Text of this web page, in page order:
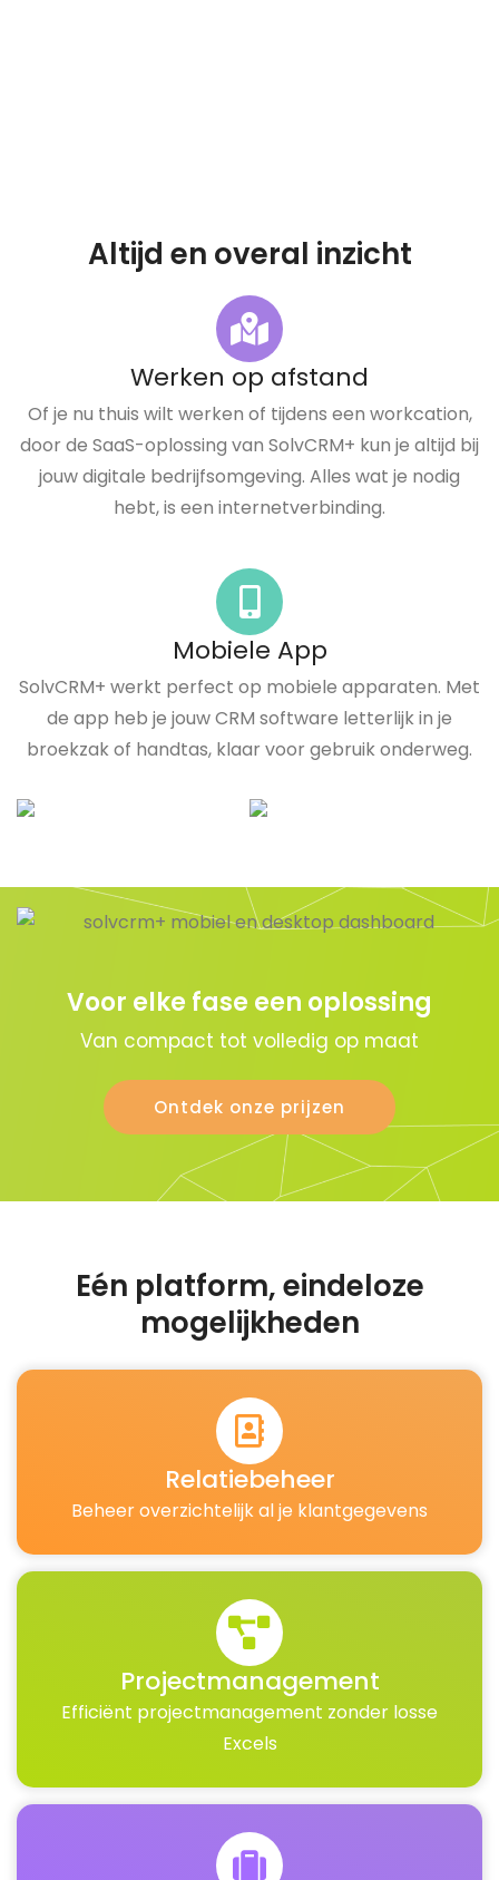
Altijd en overal inzicht
Werken op afstand
Of je nu thuis wilt werken of tijdens een workcation,
door de SaaS-oplossing van SolvCRM+ kun je altijd bij
jouw digitale bedrijfsomgeving. Alles wat je nodig
hebt, is een internetverbinding.
Mobiele App
SolvCRM+ werkt perfect op mobiele apparaten. Met
de app heb je jouw CRM software letterlijk in je
broekzak of handtas, klaar voor gebruik onderweg.
Voor elke fase een oplossing
Van compact tot volledig op maat
Ontdek onze prijzen
Eén platform, eindeloze
mogelijkheden
Relatiebeheer
Beheer overzichtelijk al je klantgegevens
Projectmanagement
Efficiënt projectmanagement zonder losse
Excels